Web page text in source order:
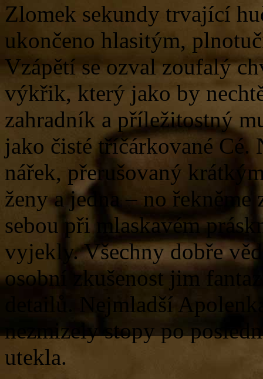
Zlomek sekundy trvající
ukončeno hlasitým,
Vzápětí se ozval zoufalý
výkřik, který jako by
zahradník a příležitostný
jako čisté tříčárkované Cé.
nářek, přerušovaný
ženy a jedna – no
sebou při mlaskavém
vyjekly. Všechny dobře
osobní zkušenost jim
detailů. Nejmladší
nezmizely stopy po
utekla.